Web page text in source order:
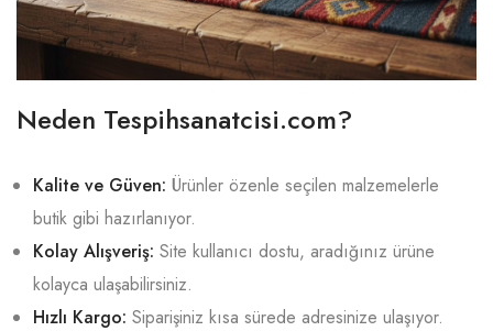
Neden Tespihsanatcisi.com?
Kalite ve Güven: Ürünler özenle seçilen malzemelerle
butik gibi hazırlanıyor.
Kolay Alışveriş: Site kullanıcı dostu, aradığınız ürüne
kolayca ulaşabilirsiniz.
Hızlı Kargo: Siparişiniz kısa sürede adresinize ulaşıyor.